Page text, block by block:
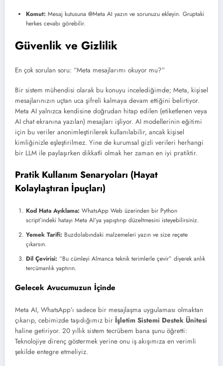
Komut: Mesaj kutusuna @Meta AI yazın ve sorunuzu ekleyin. Gruptaki
herkes cevabı görebilir.
Güvenlik ve Gizlilik
En çok sorulan soru: “Meta mesajlarımı okuyor mu?”
Bir sistem mühendisi olarak bu konuyu incelediğimde; Meta, kişisel
mesajlarınızın uçtan uca şifreli kalmaya devam ettiğini belirtiyor.
Meta AI yalnızca kendisine doğrudan hitap edilen (etiketlenen veya
AI chat ekranına yazılan) mesajları işliyor. AI modellerinin eğitimi
için bu veriler anonimleştirilerek kullanılabilir, ancak kişisel
kimliğinizle eşleştirilmez. Yine de kurumsal gizli verileri herhangi
bir LLM ile paylaşırken dikkatli olmak her zaman en iyi pratiktir.
Pratik Kullanım Senaryoları (Hayat
Kolaylaştıran İpuçları)
Kod Hata Ayıklama: WhatsApp Web üzerinden bir Python
script’indeki hatayı Meta AI’ya yapıştırıp düzeltmesini isteyebilirsiniz.
Yemek Tarifi: Buzdolabındaki malzemeleri yazın ve size reçete
çıkarsın.
Dil Çevirisi: “Bu cümleyi Almanca teknik terimlerle çevir” diyerek anlık
tercümanlık yaptırın.
Gelecek Avucumuzun İçinde
Meta AI, WhatsApp’ı sadece bir mesajlaşma uygulaması olmaktan
çıkarıp, cebimizde taşıdığımız bir İşletim Sistemi Destek Ünitesi
haline getiriyor. 20 yıllık sistem tecrübem bana şunu öğretti:
Teknolojiye direnç göstermek yerine onu iş akışımıza en verimli
şekilde entegre etmeliyiz.